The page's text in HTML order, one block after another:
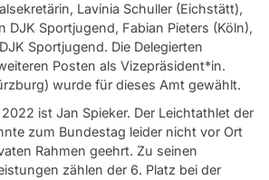
Lavinia Schuller (Eichstätt),
DJK Sportjugend, Fabian Pieters (Köln),
Sportjugend. Die Delegierten
Posten als Vizepräsident*in.
wurde für dieses Amt gewählt.
ist Jan Spieker. Der Leichtathlet der
zum Bundestag leider nicht vor Ort
Rahmen geehrt. Zu seinen
zählen der 6. Platz bei der